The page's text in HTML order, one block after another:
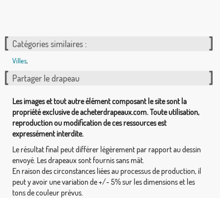
Catégories similaires :
Villes,
Partager le drapeau
Les images et tout autre élément composant le site sont la
propriété exclusive de acheterdrapeaux.com. Toute utilisation,
reproduction ou modification de ces ressources est
expressément interdite.
Le résultat final peut différer légèrement par rapport au dessin
envoyé. Les drapeaux sont fournis sans mât.
En raison des circonstances liées au processus de production, il
peut y avoir une variation de +/- 5% sur les dimensions et les
tons de couleur prévus.